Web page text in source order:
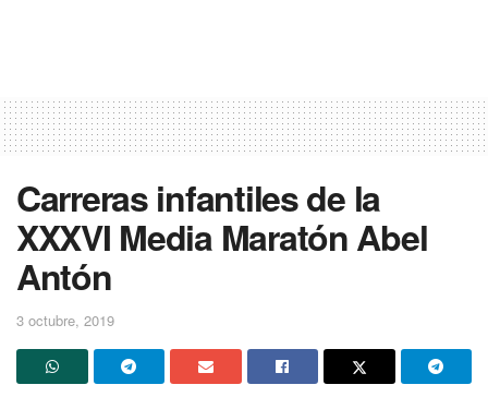
Carreras infantiles de la
XXXVI Media Maratón Abel
Antón
3 octubre, 2019